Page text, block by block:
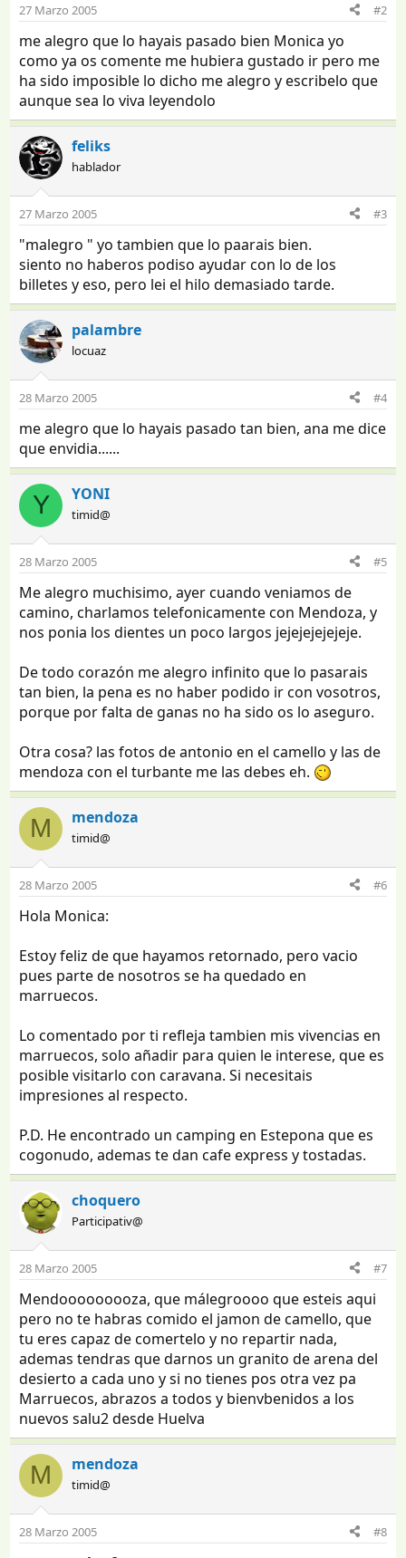
27 Marzo 2005 #2
me alegro que lo hayais pasado bien Monica yo
como ya os comente me hubiera gustado ir pero me
ha sido imposible lo dicho me alegro y escribelo que
aunque sea lo viva leyendolo
feliks
hablador
27 Marzo 2005 #3
"malegro " yo tambien que lo paarais bien.
siento no haberos podiso ayudar con lo de los
billetes y eso, pero lei el hilo demasiado tarde.
palambre
locuaz
28 Marzo 2005 #4
me alegro que lo hayais pasado tan bien, ana me dice
que envidia......
Y YONI
timid@
28 Marzo 2005 #5
Me alegro muchisimo, ayer cuando veniamos de
camino, charlamos telefonicamente con Mendoza, y
nos ponia los dientes un poco largos jejejejejejeje.
De todo corazón me alegro infinito que lo pasarais
tan bien, la pena es no haber podido ir con vosotros,
porque por falta de ganas no ha sido os lo aseguro.
Otra cosa? las fotos de antonio en el camello y las de
mendoza con el turbante me las debes eh.
M mendoza
timid@
28 Marzo 2005 #6
Hola Monica:
Estoy feliz de que hayamos retornado, pero vacio
pues parte de nosotros se ha quedado en
marruecos.
Lo comentado por ti refleja tambien mis vivencias en
marruecos, solo añadir para quien le interese, que es
posible visitarlo con caravana. Si necesitais
impresiones al respecto.
P.D. He encontrado un camping en Estepona que es
cogonudo, ademas te dan cafe express y tostadas.
choquero
Participativ@
28 Marzo 2005 #7
Mendooooooooza, que málegroooo que esteis aqui
pero no te habras comido el jamon de camello, que
tu eres capaz de comertelo y no repartir nada,
ademas tendras que darnos un granito de arena del
desierto a cada uno y si no tienes pos otra vez pa
Marruecos, abrazos a todos y bienvbenidos a los
nuevos salu2 desde Huelva
M mendoza
timid@
28 Marzo 2005 #8